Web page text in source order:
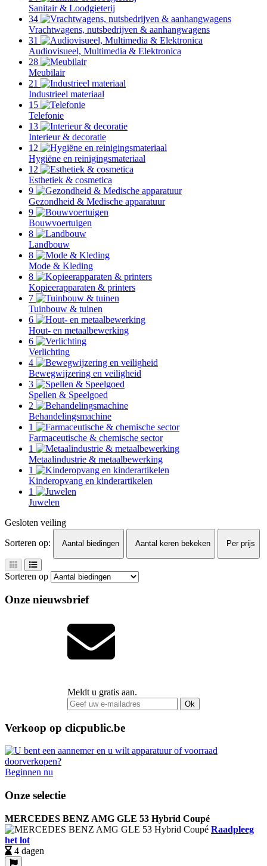
Sanitair & Loodgieterij
34
Vrachtwagens, nutsbedrijven & aanhangwagens
31
Audiovisueel, Multimedia & Elektronica
28
Meubilair
21
Industrieel materiaal
15
Telefonie
13
Interieur & decoratie
12
Hygiëne en reinigingsmateriaal
12
Esthetiek & cosmetica
9
Gezondheid & Medische apparatuur
9
Bouwvoertuigen
8
Landbouw
8
Mode & Kleding
8
Kopieerapparaten & printers
7
Tuinbouw & tuinen
6
Hout- en metaalbewerking
6
Verlichting
4
Bewegwijzering en veiligheid
3
Spellen & Speelgoed
2
Behandelingsmachine
1
Farmaceutische & chemische sector
1
Metaalindustrie & metaalbewerking
1
Kinderopvang en kinderartikelen
1
Juwelen
Gesloten veiling
Sorteren op:
Aantal biedingen Aantal keren bekeken Per prijs
Sorteren op
Onze nieuwsbrief
Meldt u gratis aan.
Ok
Verkoop op clicpublic.be
Beginnen nu
Onze selectie
MERCEDES BENZ AMG GLE 53 Hybrid Coupé
Raadpleeg
het lot
4 dagen